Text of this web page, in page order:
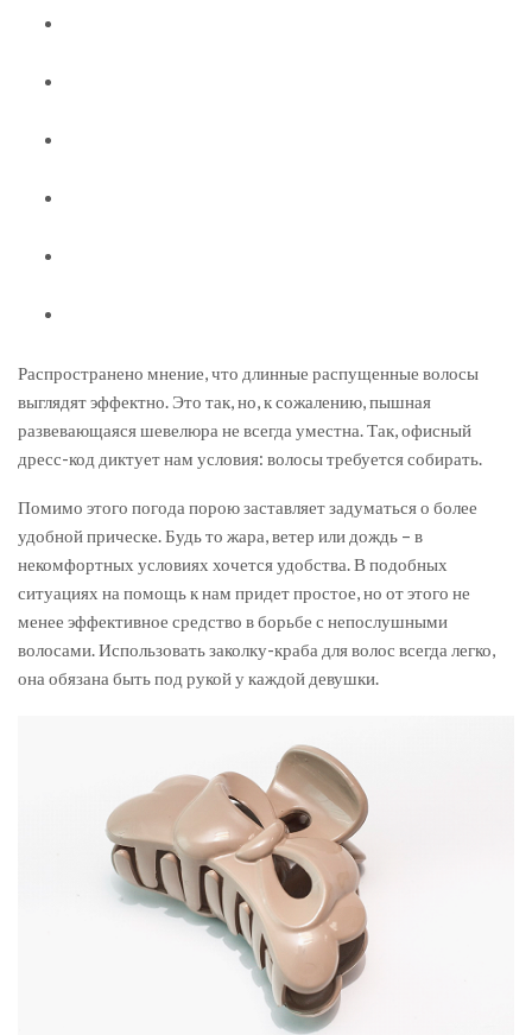
Распространено мнение, что длинные распущенные волосы
выглядят эффектно. Это так, но, к сожалению, пышная
развевающаяся шевелюра не всегда уместна. Так, офисный
дресс-код диктует нам условия: волосы требуется собирать.
Помимо этого погода порою заставляет задуматься о более
удобной прическе. Будь то жара, ветер или дождь – в
некомфортных условиях хочется удобства. В подобных
ситуациях на помощь к нам придет простое, но от этого не
менее эффективное средство в борьбе с непослушными
волосами. Использовать заколку-краба для волос всегда легко,
она обязана быть под рукой у каждой девушки.